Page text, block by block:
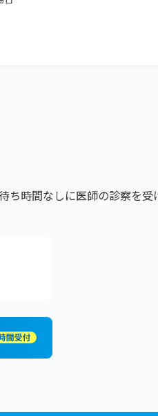
ち時間なしに医師の診察を受